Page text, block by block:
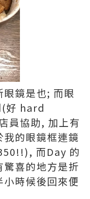
鏡是也; 而眼
好 hard
員協助, 加上有
的眼鏡框連鏡
而Day 的
喜的地方是折
時候後回來便